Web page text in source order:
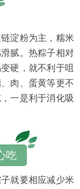
淀粉为主，糯米
腻。热粽子相对
硬，就不利于咀
肉、蛋黄等更不
一是利于消化吸
吃
就要相应减少米